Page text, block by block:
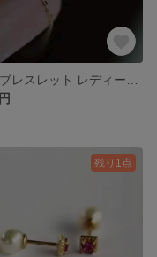
残り1点